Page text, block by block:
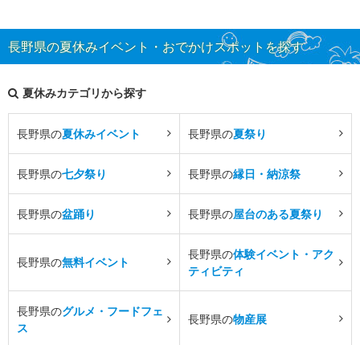
長野県の夏休みイベント・おでかけスポットを探す
夏休みカテゴリから探す
長野県の夏休みイベント 長野県の夏祭り
長野県の七夕祭り 長野県の縁日・納涼祭
長野県の盆踊り 長野県の屋台のある夏祭り
長野県の無料イベント
長野県の体験イベント・アク
ティビティ
長野県のグルメ・フードフェ
ス
長野県の物産展